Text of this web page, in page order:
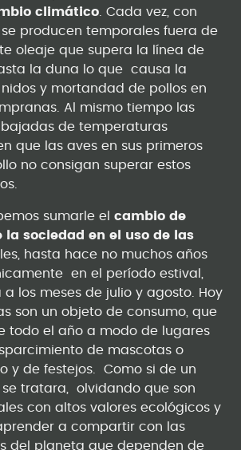
climático . Cada vez, con
producen temporales fuera de
oleaje que supera la línea de
la duna lo que causa la
y mortandad de pollos en
Al mismo tiempo las
de temperaturas
que las aves en sus primeros
no consigan superar estos
sumarle elcambio de
la sociedad en el uso de las
hasta hace no muchos años
en el período estival,
los meses de julio y agosto. Hoy
son un objeto de consumo, que
todo el año a modo de lugares
de mascotas o
y de festejos. Como si de un
tratara, olvidando que son
con altos valores ecológicos y
a compartir con las
del planeta que dependen de